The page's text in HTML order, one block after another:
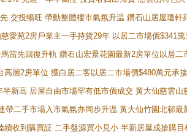
交投暢旺 帶動整體樓市氣氛升温 鑽石山居屋瓊軒
愛苑2房戶業主一手持貨29年 以居二市場價$341
當先回復升軌 鑽石山宏景花園最新2房單位以居二
高層2房單位 獲白居二客以居二市場價$480萬元承接
新高 居屋自由市場罕有低市價成交 黃大仙慈雲
帶二手市場入市氣氛亦同步升温 黃大仙竹園北邨最
續收到購買証 二手盤源買小見小 半新居屋成搶購